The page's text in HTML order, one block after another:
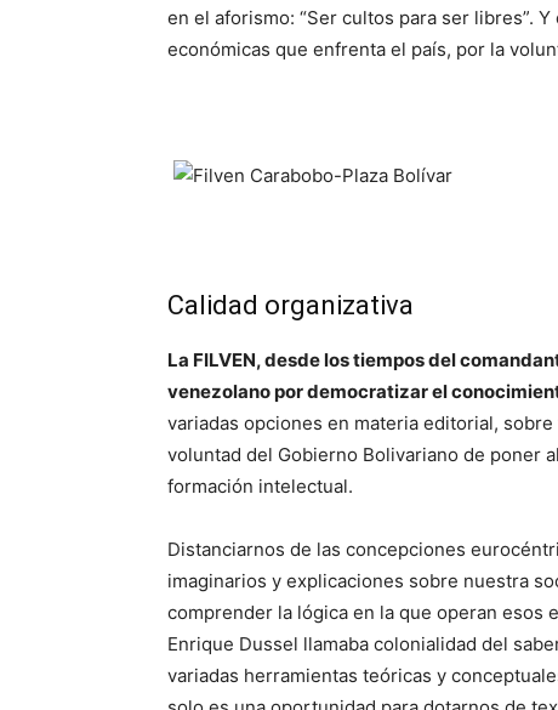
en el aforismo: “Ser cultos para ser libres”.
económicas que enfrenta el país, por la
Calidad organizativa
La FILVEN, desde los tiempos del
venezolano por democratizar el
variadas opciones en materia editorial,
voluntad del Gobierno Bolivariano de poner
formación intelectual.
Distanciarnos de las concepciones
imaginarios y explicaciones sobre nuestra
comprender la lógica en la que operan esos
Enrique Dussel llamaba colonialidad del
variadas herramientas teóricas y